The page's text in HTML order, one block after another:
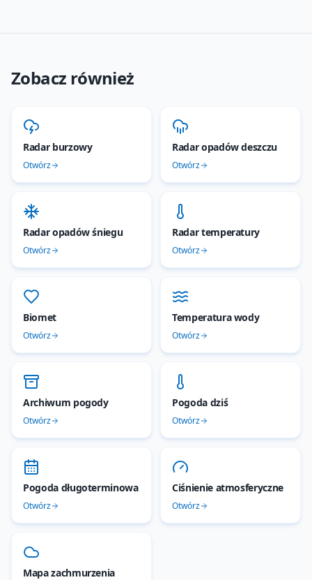
Zobacz również
Radar burzowy
Otwórz
Radar opadów deszczu
Otwórz
Radar opadów śniegu
Otwórz
Radar temperatury
Otwórz
Biomet
Otwórz
Temperatura wody
Otwórz
Archiwum pogody
Otwórz
Pogoda dziś
Otwórz
Pogoda długoterminowa
Otwórz
Ciśnienie atmosferyczne
Otwórz
Mapa zachmurzenia